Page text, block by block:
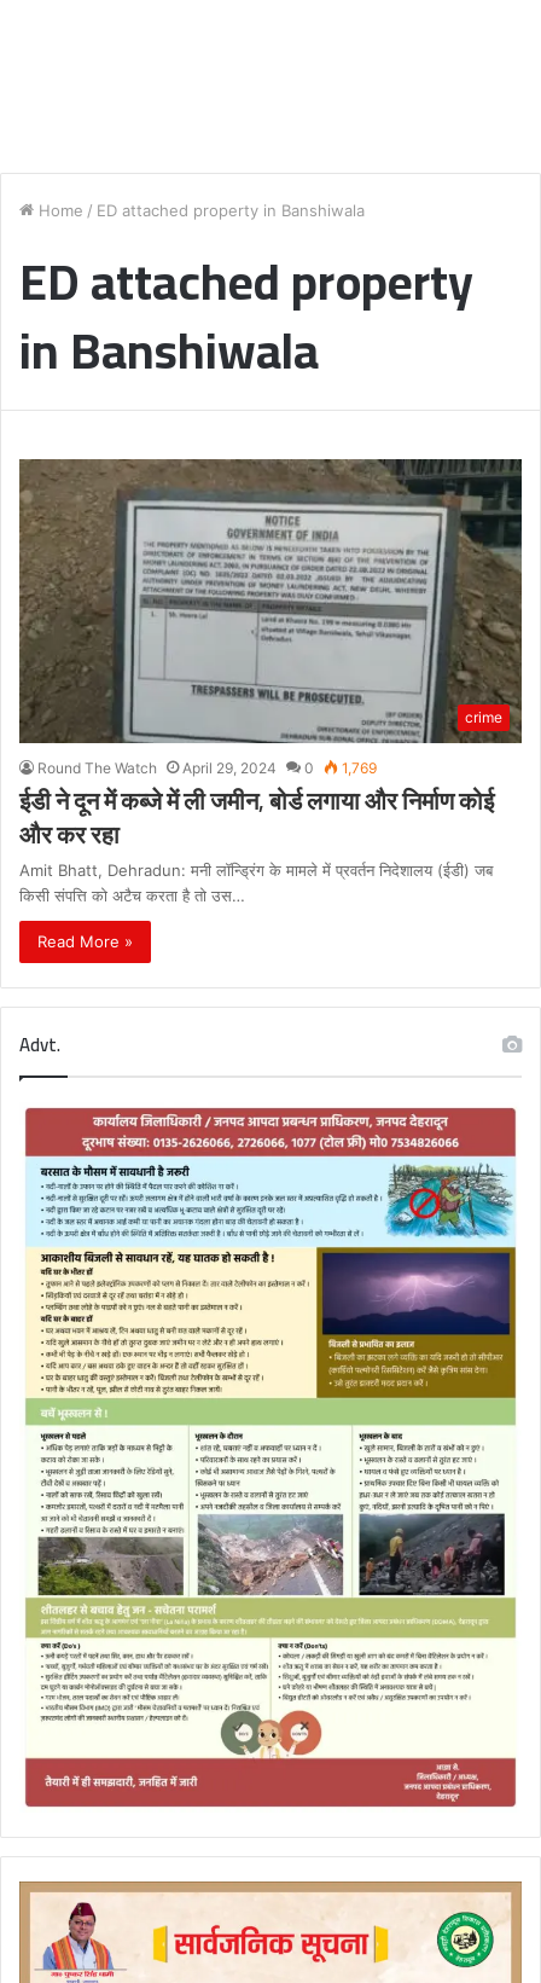
Home / ED attached property in Banshiwala
ED attached property
in Banshiwala
crime
Round The Watch April 29, 2024 0 1,769
ईडी ने दून में कब्जे में ली जमीन, बोर्ड लगाया और निर्माण कोई
और कर रहा
Amit Bhatt, Dehradun: मनी लॉन्ड्रिंग के मामले में प्रवर्तन निदेशालय (ईडी) जब
किसी संपत्ति को अटैच करता है तो उस…
Read More »
Advt.